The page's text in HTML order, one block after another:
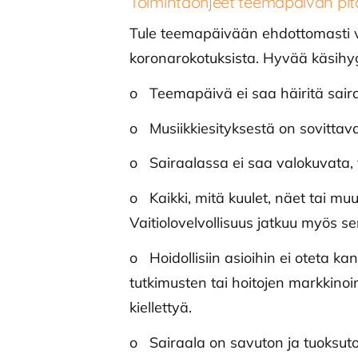
Tule teemapäivään ehdottomasti
koronarokotuksista. Hyvää
o Teemapäivä ei saa häiritä
o Musiikkiesityksestä on
o Sairaalassa ei saa valokuvata,
o Kaikki, mitä kuulet, näet tai
Vaitiolovelvollisuus jatkuu myös
o Hoidollisiin asioihin ei oteta
tutkimusten tai hoitojen
kiellettyä.
o Sairaala on savuton ja